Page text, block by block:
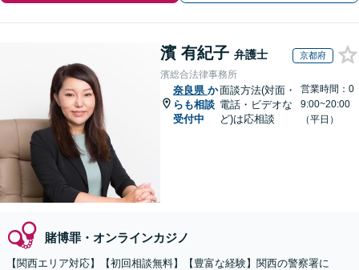
濱 有紀子 弁護士 京都府
濱総合法律事務所
奈良県 か
らも相談
受付中
面談方法(対面・
電話・ビデオな
ど)は応相談
営業時間：0
9:00~20:00
（平日）
賭博罪・オンラインカジノ
【関西エリア対応】【初回相談無料】【豊富な経験】関西の警察署に